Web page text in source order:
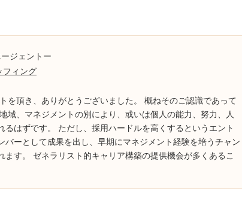
ジェントー
フィング
を頂き、ありがとうございました。 概ねそのご認識であって
域、マネジメントの別により、或いは個人の能力、努力、人
るはずです。 ただし、採用ハードルを高くするというエント
バーとして成果を出し、早期にマネジメント経験を培うチャン
ます。 ゼネラリスト的キャリア構築の提供機会が多くあるこ